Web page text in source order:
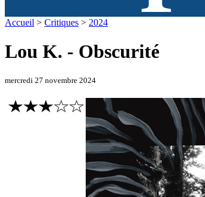
Accueil > Critiques > 2024
Lou K. - Obscurité
mercredi 27 novembre 2024